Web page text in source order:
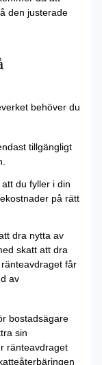
den justerade
behöver du
tillgängligt
du fyller i din
på rätt
dra nytta av
skatt att dra
får
av
bostadsägare
sin
ränteavdraget